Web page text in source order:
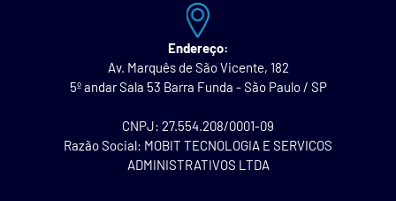
Endereço:
Av. Marquês de São Vicente, 182
5º andar Sala 53 Barra Funda - São Paulo / SP
CNPJ: 27.554.208/0001-09
Razão Social: MOBIT TECNOLOGIA E SERVICOS
ADMINISTRATIVOS LTDA